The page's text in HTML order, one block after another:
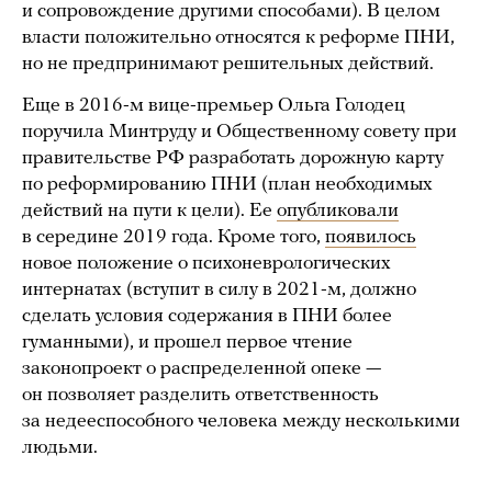
и сопровождение другими способами). В целом
власти положительно относятся к реформе ПНИ,
но не предпринимают решительных действий.
Еще в 2016-м вице-премьер Ольга Голодец
поручила Минтруду и Общественному совету при
правительстве РФ разработать дорожную карту
по реформированию ПНИ (план необходимых
действий на пути к цели). Ее опубликовали
в середине 2019 года. Кроме того, появилось
новое положение о психоневрологических
интернатах (вступит в силу в 2021-м, должно
сделать условия содержания в ПНИ более
гуманными), и прошел первое чтение
законопроект о распределенной опеке —
он позволяет разделить ответственность
за недееспособного человека между несколькими
людьми.